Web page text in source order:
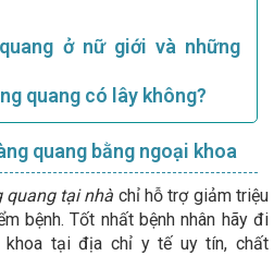
ở nữ giới và những
quang có lây không?
quang bằng ngoại khoa
quang tại nhà chỉ hỗ trợ giảm triệu
bệnh. Tốt nhất bệnh nhân hãy đi
khoa tại địa chỉ y tế uy tín, chất